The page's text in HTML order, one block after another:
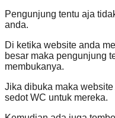
Pengunjung tentu aja
anda.
Di ketika website anda
besar maka pengunjung
membukanya.
Jika dibuka maka
sedot WC untuk mereka.